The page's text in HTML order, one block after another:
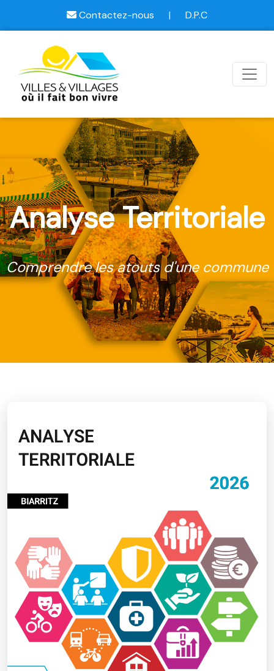
Contactez-nous | D.P.C
Analyse Territoriale
Comprendre les atouts d'une commune